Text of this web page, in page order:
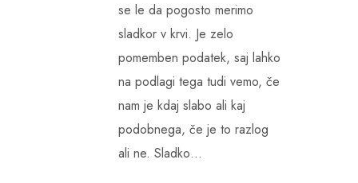
se le da pogosto merimo
sladkor v krvi. Je zelo
pomemben podatek, saj lahko
na podlagi tega tudi vemo, če
nam je kdaj slabo ali kaj
podobnega, če je to razlog
ali ne. Sladko…